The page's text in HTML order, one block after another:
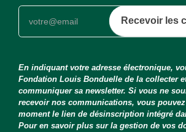
Recevoir les
En indiquant votre adresse électronique,
Fondation Louis Bonduelle de la collecter
communiquer sa newsletter. Si vous ne
recevoir nos communications, vous
moment le lien de désinscription intégré
Pour en savoir plus sur la gestion de vos